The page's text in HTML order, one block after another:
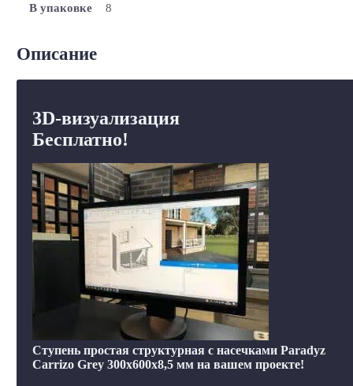
В упаковке 8
Описание
3D-визуализация
Бесплатно!
Ступень простая структурная с насечками Paradyz
Carrizo Grey 300x600x8,5 мм на вашем проекте!